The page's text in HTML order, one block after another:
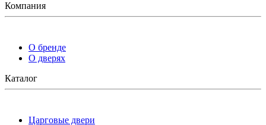
Компания
О бренде
О дверях
Каталог
Царговые двери